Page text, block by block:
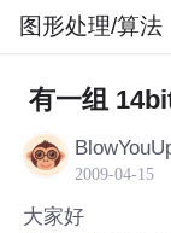
图形处理/算法
社区 图形处
有一组
2009-04-15
大家好